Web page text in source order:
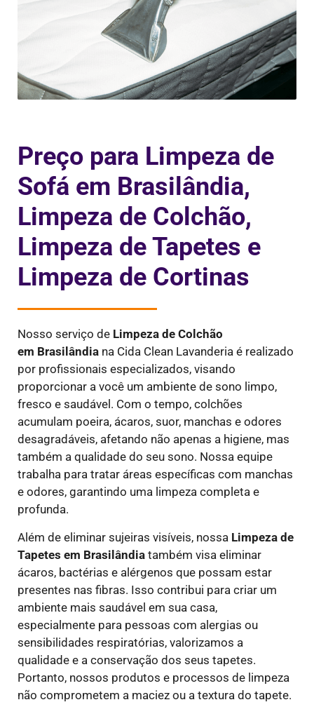
Preço para Limpeza de
Sofá em Brasilândia,
Limpeza de Colchão,
Limpeza de Tapetes e
Limpeza de Cortinas
Nosso serviço de Limpeza de Colchão
em Brasilândia na Cida Clean Lavanderia é realizado
por profissionais especializados, visando
proporcionar a você um ambiente de sono limpo,
fresco e saudável. Com o tempo, colchões
acumulam poeira, ácaros, suor, manchas e odores
desagradáveis, afetando não apenas a higiene, mas
também a qualidade do seu sono. Nossa equipe
trabalha para tratar áreas específicas com manchas
e odores, garantindo uma limpeza completa e
profunda.
Além de eliminar sujeiras visíveis, nossa Limpeza de
Tapetes em Brasilândia também visa eliminar
ácaros, bactérias e alérgenos que possam estar
presentes nas fibras. Isso contribui para criar um
ambiente mais saudável em sua casa,
especialmente para pessoas com alergias ou
sensibilidades respiratórias, valorizamos a
qualidade e a conservação dos seus tapetes.
Portanto, nossos produtos e processos de limpeza
não comprometem a maciez ou a textura do tapete.